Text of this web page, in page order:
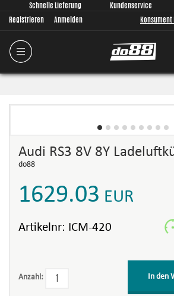
Schnelle Lieferung Kundenservice
Registrieren
Anmelden Konsument
Audi RS3 8V 8Y
do88
1629.03 EUR
Artikelnr: ICM-420
Anzahl: In den